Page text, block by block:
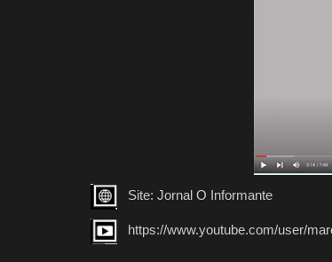
Site: Jornal O Informante
https://www.youtube.com/user/